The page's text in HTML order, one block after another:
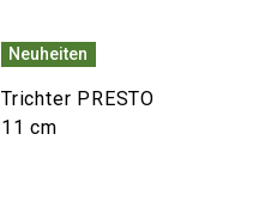
Neuheiten
Trichter PRESTO
11 cm